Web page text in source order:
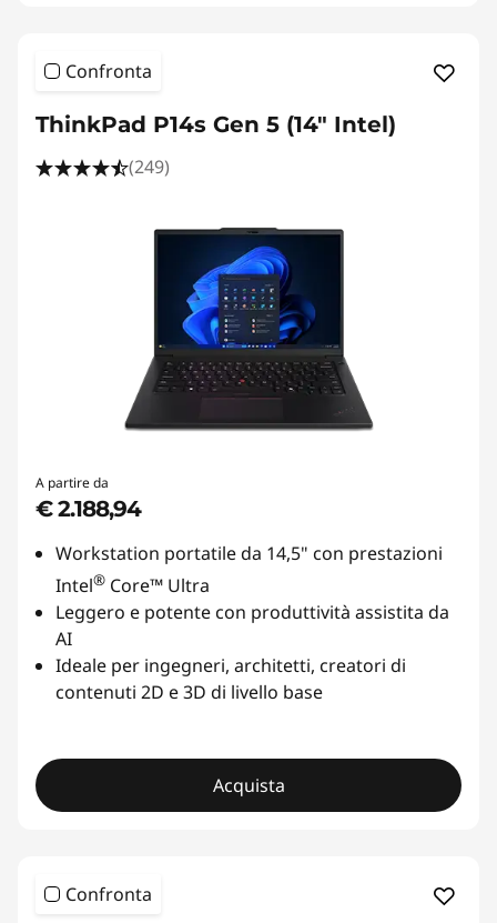
Confronta
ThinkPad P14s Gen 5 (14" Intel)
(249)
A partire da
€ 2.188,94
Workstation portatile da 14,5" con prestazioni
Intel® Core™ Ultra
Leggero e potente con produttività assistita da
AI
Ideale per ingegneri, architetti, creatori di
contenuti 2D e 3D di livello base
Acquista
Confronta